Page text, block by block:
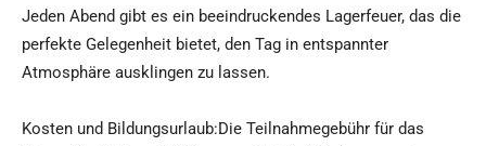
Jeden Abend gibt es ein beeindruckendes Lagerfeuer, das die
perfekte Gelegenheit bietet, den Tag in entspannter
Atmosphäre ausklingen zu lassen.
Kosten und Bildungsurlaub:Die Teilnahmegebühr für das